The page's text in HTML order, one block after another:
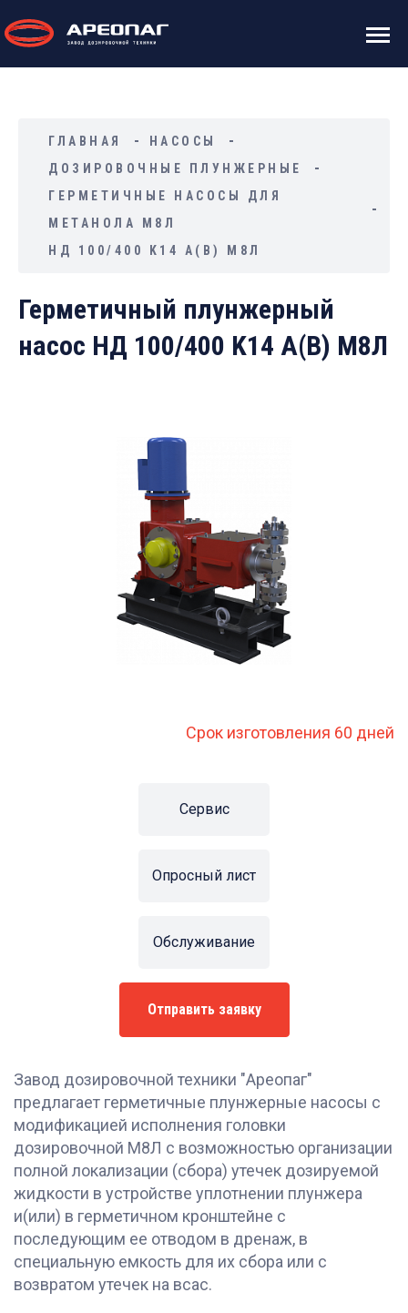
ГЛАВНАЯ
НАСОСЫ
ДОЗИРОВОЧНЫЕ ПЛУНЖЕРНЫЕ
ГЕРМЕТИЧНЫЕ НАСОСЫ ДЛЯ
МЕТАНОЛА М8Л
НД 100/400 K14 А(В) М8Л
Герметичный плунжерный
насос НД 100/400 K14 А(В) М8Л
Срок изготовления 60 дней
Сервис
Опросный лист
Обслуживание
Отправить заявку
Завод дозировочной техники "Ареопаг"
предлагает герметичные плунжерные насосы с
модификацией исполнения головки
дозировочной М8Л с возможностью организации
полной локализации (сбора) утечек дозируемой
жидкости в устройстве уплотнении плунжера
и(или) в герметичном кронштейне с
последующим ее отводом в дренаж, в
специальную емкость для их сбора или с
возвратом утечек на всас.